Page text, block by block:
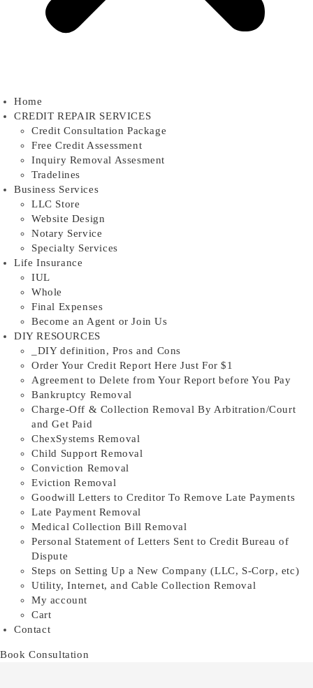
Home
CREDIT REPAIR SERVICES
Credit Consultation Package
Free Credit Assessment
Inquiry Removal Assesment
Tradelines
Business Services
LLC Store
Website Design
Notary Service
Specialty Services
Life Insurance
IUL
Whole
Final Expenses
Become an Agent or Join Us
DIY RESOURCES
_DIY definition, Pros and Cons
Order Your Credit Report Here Just For $1
Agreement to Delete from Your Report before You Pay
Bankruptcy Removal
Charge-Off & Collection Removal By Arbitration/Court
and Get Paid
ChexSystems Removal
Child Support Removal
Conviction Removal
Eviction Removal
Goodwill Letters to Creditor To Remove Late Payments
Late Payment Removal
Medical Collection Bill Removal
Personal Statement of Letters Sent to Credit Bureau of
Dispute
Steps on Setting Up a New Company (LLC, S-Corp, etc)
Utility, Internet, and Cable Collection Removal
My account
Cart
Contact
Book Consultation